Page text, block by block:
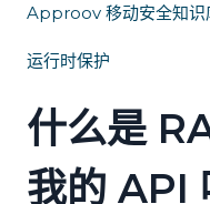
Approov 移动安全知识
运行时保护
什么是
我的 API